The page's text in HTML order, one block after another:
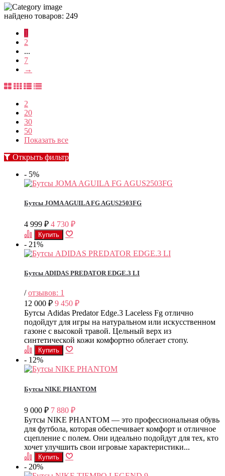
найдено товаров: 249
1
2
...
7
→
2
20
30
50
Показать все
Открыть фильтр
- 5%
Бутсы JOMA AGUILA FG AGUS2503FG
4 999 ₽ 4 730 ₽
- 21%
Бутсы ADIDAS PREDATOR EDGE.3 LI
/отзывов: 1
12 000 ₽ 9 450 ₽
​Бутсы Adidas Predator Edge.3 Laceless Fg отлично
подойдут для игры на натуральном или искусственном
газоне с высокой травой. Цельный верх из
синтетической кожи комфортно облегает стопу.
- 12%
Бутсы NIKE PHANTOM
9 000 ₽ 7 880 ₽
Бутсы NIKE PHANTOM — это профессиональная обувь
для футбола, которая обеспечивает комфорт и отличное
сцепление с полем. Они идеально подойдут для тех, кто
хочет улучшить свои игровые характеристики...
- 20%